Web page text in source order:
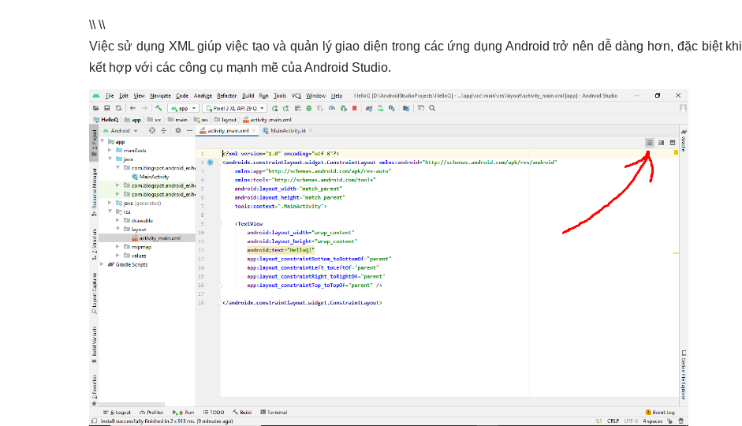
\\ \\
Việc sử dụng XML giúp việc tạo và quản lý giao diện trong các ứng dụng Android trở nên dễ dàng hơn, đặc biệt khi
kết hợp với các công cụ mạnh mẽ của Android Studio.